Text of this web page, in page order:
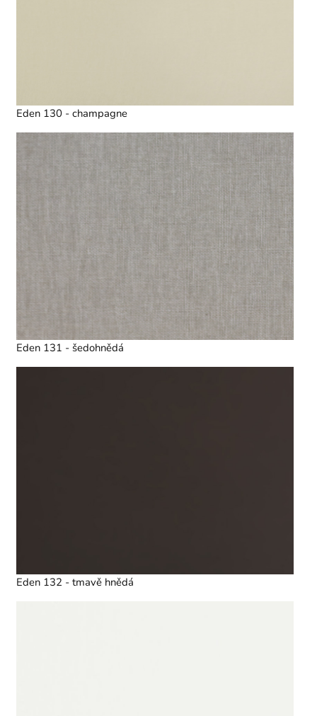
Eden 130 - champagne
Eden 131 - šedohnědá
Eden 132 - tmavě hnědá